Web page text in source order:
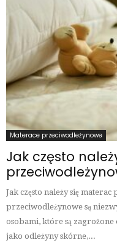
Materace przeciwodleżynowe
Jak często
Jak często należy się
przeciwodleżynowe są
osobami, które są
jako odleżyny skórne,...